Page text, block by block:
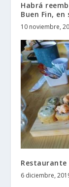
Habrá
Buen Fin, en
10 noviembre,
Restaurante
6 diciembre,